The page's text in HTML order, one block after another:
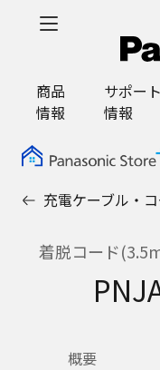
商品
情報
サポート
情報
充電ケーブル・
着脱コード
概要